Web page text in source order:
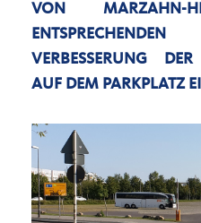
VON MARZAHN-
VERBESSERUNG DER
AUF DEM PARKPLATZ